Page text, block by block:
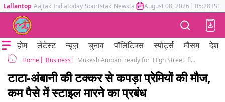
Lallantop Aajtak Indiatoday Sportstak Newstak Mumbai Tak Astrotak
August 08, 2026 | 05:28 IST
होम लेटेस्ट न्यूज़ चुनाव पॉलिटिक्स स्पोर्ट्स मौसम देश
Home Business Mukesh Ambani ready for 'High Street' fight with Tata, Max, and Shoppers Stop
टाटा-अंबानी की टक्कर से कपड़ा प्रेमियों की मौज,
कम पैसे में स्टाइल मारने का प्रबंध